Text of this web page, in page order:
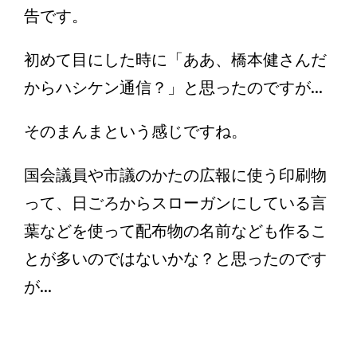
告です。
初めて目にした時に「ああ、橋本健さんだ
からハシケン通信？」と思ったのですが...
そのまんまという感じですね。
国会議員や市議のかたの広報に使う印刷物
って、日ごろからスローガンにしている言
葉などを使って配布物の名前なども作るこ
とが多いのではないかな？と思ったのです
が...